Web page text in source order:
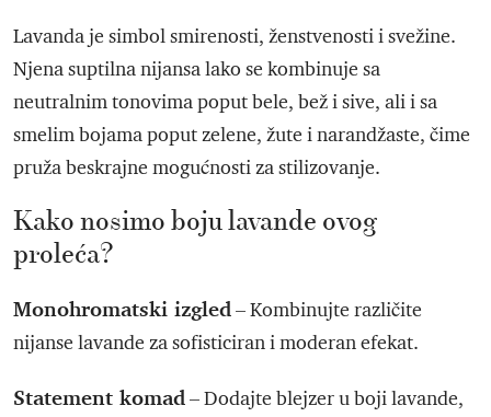
Lavanda je simbol smirenosti, ženstvenosti i svežine.
Njena suptilna nijansa lako se kombinuje sa
neutralnim tonovima poput bele, bež i sive, ali i sa
smelim bojama poput zelene, žute i narandžaste, čime
pruža beskrajne mogućnosti za stilizovanje.
Kako nosimo boju lavande ovog
proleća?
Monohromatski izgled – Kombinujte različite
nijanse lavande za sofisticiran i moderan efekat.
Statement komad – Dodajte blejzer u boji lavande,